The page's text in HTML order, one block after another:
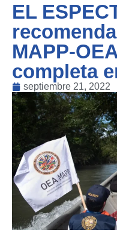
EL
MAPP-
completa
septiembre 21, 2022